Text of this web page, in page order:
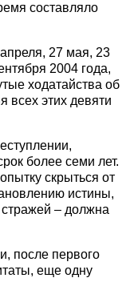
составляло
27 мая, 23
2004 года,
ходатайства об
всех этих девяти
более семи лет.
скрыться от
истины,
– должна
после первого
еще одну